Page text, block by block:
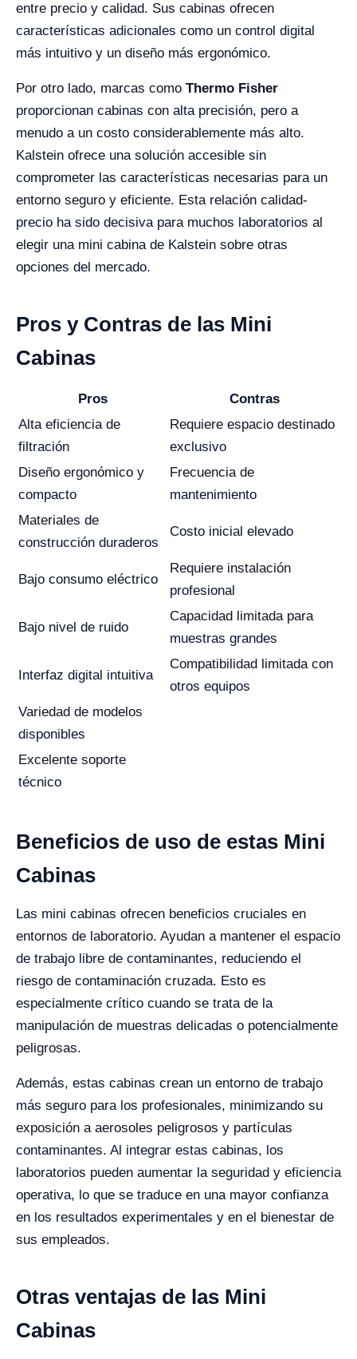
entre precio y calidad. Sus cabinas ofrecen
características adicionales como un control digital
más intuitivo y un diseño más ergonómico.
Por otro lado, marcas como Thermo Fisher
proporcionan cabinas con alta precisión, pero a
menudo a un costo considerablemente más alto.
Kalstein ofrece una solución accesible sin
comprometer las características necesarias para un
entorno seguro y eficiente. Esta relación calidad-
precio ha sido decisiva para muchos laboratorios al
elegir una mini cabina de Kalstein sobre otras
opciones del mercado.
Pros y Contras de las Mini
Cabinas
Pros
Contras
Alta eficiencia de
filtración
Requiere espacio destinado
exclusivo
Diseño ergonómico y
compacto
Frecuencia de
mantenimiento
Materiales de
construcción duraderos
Costo inicial elevado
Bajo consumo eléctrico
Requiere instalación
profesional
Bajo nivel de ruido
Capacidad limitada para
muestras grandes
Interfaz digital intuitiva
Compatibilidad limitada con
otros equipos
Variedad de modelos
disponibles
Excelente soporte
técnico
Beneficios de uso de estas Mini
Cabinas
Las mini cabinas ofrecen beneficios cruciales en
entornos de laboratorio. Ayudan a mantener el espacio
de trabajo libre de contaminantes, reduciendo el
riesgo de contaminación cruzada. Esto es
especialmente crítico cuando se trata de la
manipulación de muestras delicadas o potencialmente
peligrosas.
Además, estas cabinas crean un entorno de trabajo
más seguro para los profesionales, minimizando su
exposición a aerosoles peligrosos y partículas
contaminantes. Al integrar estas cabinas, los
laboratorios pueden aumentar la seguridad y eficiencia
operativa, lo que se traduce en una mayor confianza
en los resultados experimentales y en el bienestar de
sus empleados.
Otras ventajas de las Mini
Cabinas